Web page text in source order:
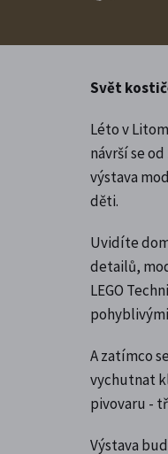
Svět
Léto v
návrší se od
výstava
děti.
Uvidíte
detailů,
LEGO
A zatímco
vychutnat
pivovaru -
Výstava